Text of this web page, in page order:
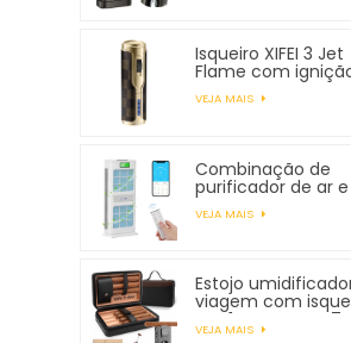
Isqueiro XIFEI 3 Jet
Flame com
VEJA MAIS
Combinação de
purificador de ar e
umidificador XIFEI
VEJA MAIS
Estojo
viagem com
em 1, comporta 7
charutos
VEJA MAIS